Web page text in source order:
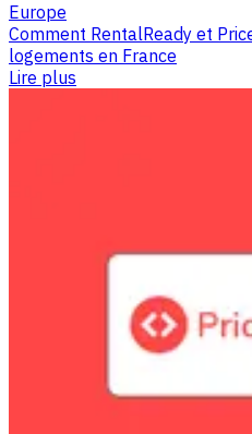
Europe
Comment RentalReady et
logements en France
Lire plus